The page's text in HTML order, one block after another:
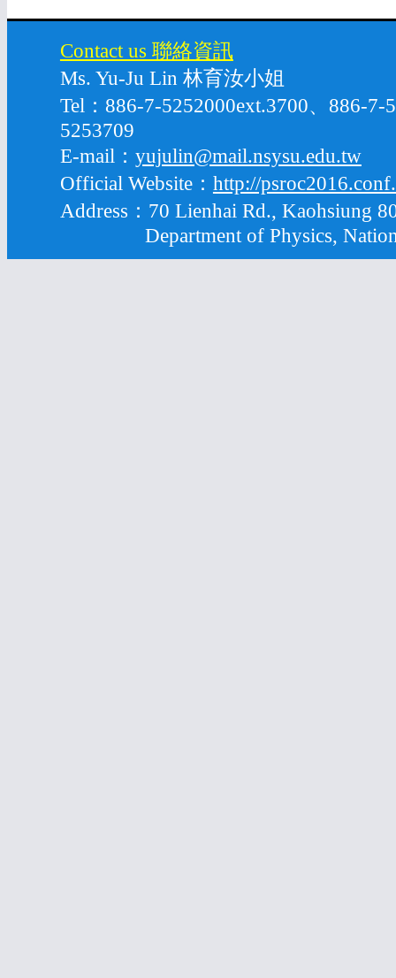
Contact us 聯絡資訊
Ms. Yu-Ju Lin 林育汝小姐
Tel：886-7-5252000ext.3700、886-
5253709
E-mail： yujulin@mail.nsysu.edu.tw
Official Website： http://
Address：70 Lienhai Rd., Kaohsiung
Department of Physics, National